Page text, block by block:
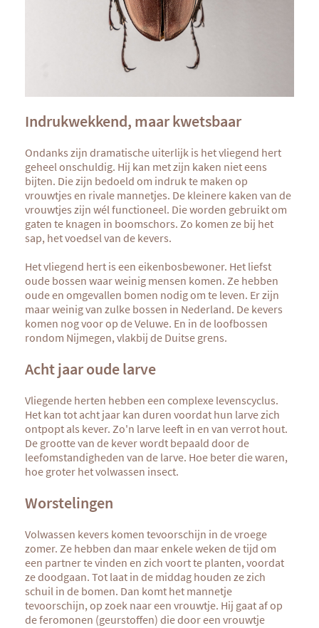
Indrukwekkend, maar kwetsbaar
Ondanks zijn dramatische uiterlijk is het vliegend hert
geheel onschuldig. Hij kan met zijn kaken niet eens
bijten. Die zijn bedoeld om indruk te maken op
vrouwtjes en rivale mannetjes. De kleinere kaken van de
vrouwtjes zijn wél functioneel. Die worden gebruikt om
gaten te knagen in boomschors. Zo komen ze bij het
sap, het voedsel van de kevers.
Het vliegend hert is een eikenbosbewoner. Het liefst
oude bossen waar weinig mensen komen. Ze hebben
oude en omgevallen bomen nodig om te leven. Er zijn
maar weinig van zulke bossen in Nederland. De kevers
komen nog voor op de Veluwe. En in de loofbossen
rondom Nijmegen, vlakbij de Duitse grens.
Acht jaar oude larve
Vliegende herten hebben een complexe levenscyclus.
Het kan tot acht jaar kan duren voordat hun larve zich
ontpopt als kever. Zo'n larve leeft in en van verrot hout.
De grootte van de kever wordt bepaald door de
leefomstandigheden van de larve. Hoe beter die waren,
hoe groter het volwassen insect.
Worstelingen
Volwassen kevers komen tevoorschijn in de vroege
zomer. Ze hebben dan maar enkele weken de tijd om
een partner te vinden en zich voort te planten, voordat
ze doodgaan. Tot laat in de middag houden ze zich
schuil in de bomen. Dan komt het mannetje
tevoorschijn, op zoek naar een vrouwtje. Hij gaat af op
de feromonen (geurstoffen) die door een vrouwtje